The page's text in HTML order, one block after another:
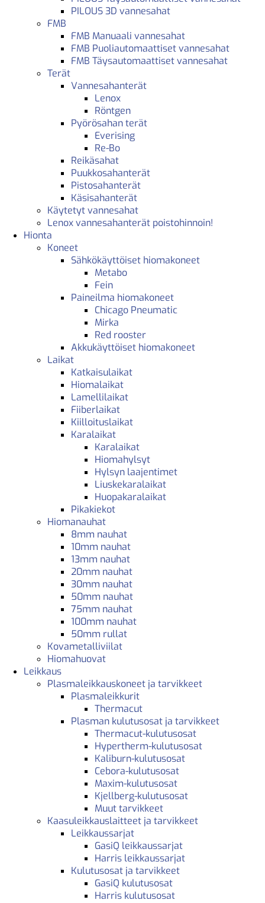
PILOUS 3D vannesahat
FMB
FMB Manuaali vannesahat
FMB Puoliautomaattiset vannesahat
FMB Täysautomaattiset vannesahat
Terät
Vannesahanterät
Lenox
Röntgen
Pyörösahan terät
Everising
Re-Bo
Reikäsahat
Puukkosahanterät
Pistosahanterät
Käsisahanterät
Käytetyt vannesahat
Lenox vannesahanterät poistohinnoin!
Hionta
Koneet
Sähkökäyttöiset hiomakoneet
Metabo
Fein
Paineilma hiomakoneet
Chicago Pneumatic
Mirka
Red rooster
Akkukäyttöiset hiomakoneet
Laikat
Katkaisulaikat
Hiomalaikat
Lamellilaikat
Fiiberlaikat
Kiilloituslaikat
Karalaikat
Karalaikat
Hiomahylsyt
Hylsyn laajentimet
Liuskekaralaikat
Huopakaralaikat
Pikakiekot
Hiomanauhat
8mm nauhat
10mm nauhat
13mm nauhat
20mm nauhat
30mm nauhat
50mm nauhat
75mm nauhat
100mm nauhat
50mm rullat
Kovametalliviilat
Hiomahuovat
Leikkaus
Plasmaleikkauskoneet ja tarvikkeet
Plasmaleikkurit
Thermacut
Plasman kulutusosat ja tarvikkeet
Thermacut-kulutusosat
Hypertherm-kulutusosat
Kaliburn-kulutusosat
Cebora-kulutusosat
Maxim-kulutusosat
Kjellberg-kulutusosat
Muut tarvikkeet
Kaasuleikkauslaitteet ja tarvikkeet
Leikkaussarjat
GasiQ leikkaussarjat
Harris leikkaussarjat
Kulutusosat ja tarvikkeet
GasiQ kulutusosat
Harris kulutusosat